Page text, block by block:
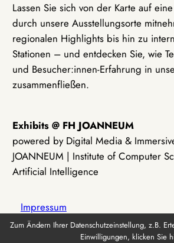
Lassen Sie sich von der Karte auf
durch unsere Ausstellungsorte
regionalen Highlights bis hin zu
Stationen – und entdecken Sie, wie
und Besucher:innen-Erfahrung in
zusammenfließen.
Exhibits @ FH JOANNEUM
powered by Digital Media &
JOANNEUM | Institute of Computer
Artificial Intelligence
Impressum
Zum Ändern Ihrer Datenschutzeinstellung, z.B.
Einwilligungen, klicken Sie